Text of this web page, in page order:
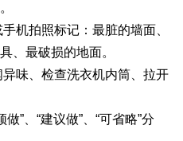
机拍照标记：最脏的墙面、
、最破损的地面。
味、检查洗衣机内筒、拉开
”、“建议做”、“可省略”分